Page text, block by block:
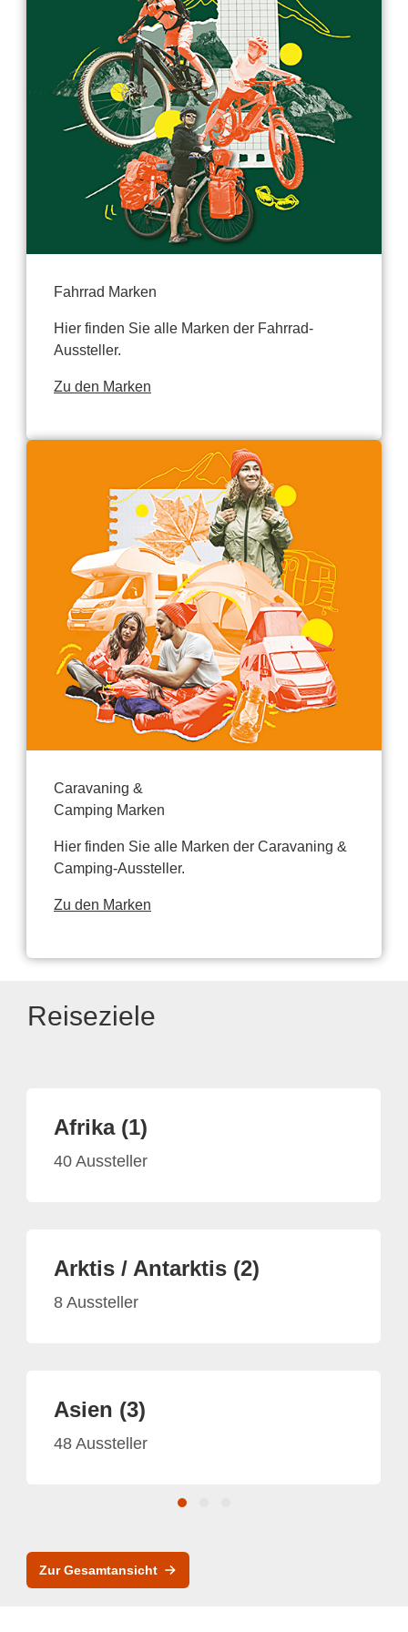
Fahrrad Marken
Hier finden Sie alle Marken der Fahrrad-
Aussteller.
Zu den Marken
Caravaning &
Camping Marken
Hier finden Sie alle Marken der Caravaning &
Camping-Aussteller.
Zu den Marken
Reiseziele
Afrika (1)
40 Aussteller
Arktis / Antarktis (2)
8 Aussteller
Asien (3)
48 Aussteller
Zur Gesamtansicht